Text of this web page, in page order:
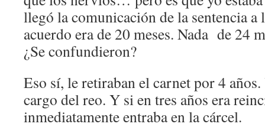
llegó la comunicación de la sentencia a
acuerdo era de 20 meses. Nada de 24
¿Se confundieron?
Eso sí, le retiraban el carnet por 4
cargo del reo. Y si en tres años era
inmediatamente entraba en la cárcel.